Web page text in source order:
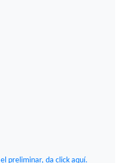
preliminar, da click aquí.